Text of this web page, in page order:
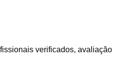
verificados, avaliação